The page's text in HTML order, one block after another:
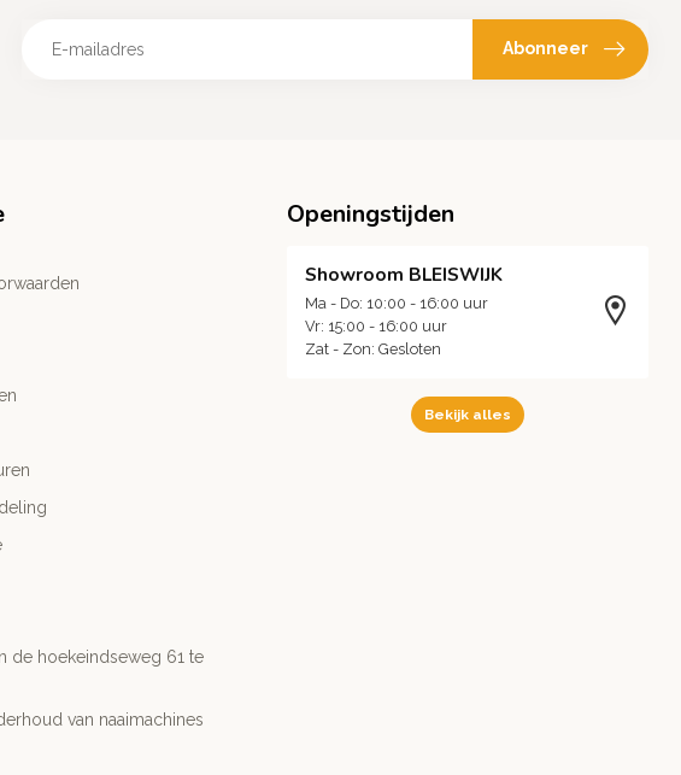
Abonneer
de hoekeindseweg 61 te
van naaimachines
Openingstijden
Showroom BLEISWIJK
Ma - Do: 10:00 - 16:00 uur
Vr: 15:00 - 16:00 uur
Zat - Zon: Gesloten
Bekijk alles